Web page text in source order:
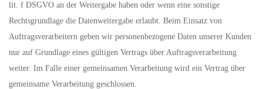
lit. f DSGVO an der Weitergabe haben oder wenn eine sonstige
Rechtsgrundlage die Datenweitergabe erlaubt. Beim Einsatz von
Auftragsverarbeitern geben wir personenbezogene Daten unserer Kunden
nur auf Grundlage eines gültigen Vertrags über Auftragsverarbeitung
weiter. Im Falle einer gemeinsamen Verarbeitung wird ein Vertrag über
gemeinsame Verarbeitung geschlossen.